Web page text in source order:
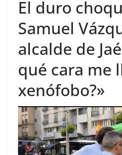
El duro
Samuel
alcalde de
qué cara me
xenófobo?»